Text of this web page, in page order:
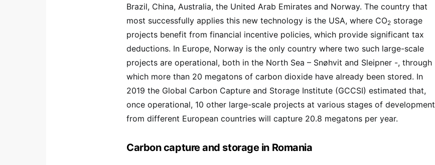
Brazil, China, Australia, the United Arab Emirates and Norway. The country that
most successfully applies this new technology is the USA, where CO2 storage
projects benefit from financial incentive policies, which provide significant tax
deductions. In Europe, Norway is the only country where two such large-scale
projects are operational, both in the North Sea – Snøhvit and Sleipner -, through
which more than 20 megatons of carbon dioxide have already been stored. In
2019 the Global Carbon Capture and Storage Institute (GCCSI) estimated that,
once operational, 10 other large-scale projects at various stages of development
from different European countries will capture 20.8 megatons per year.
Carbon capture and storage in Romania